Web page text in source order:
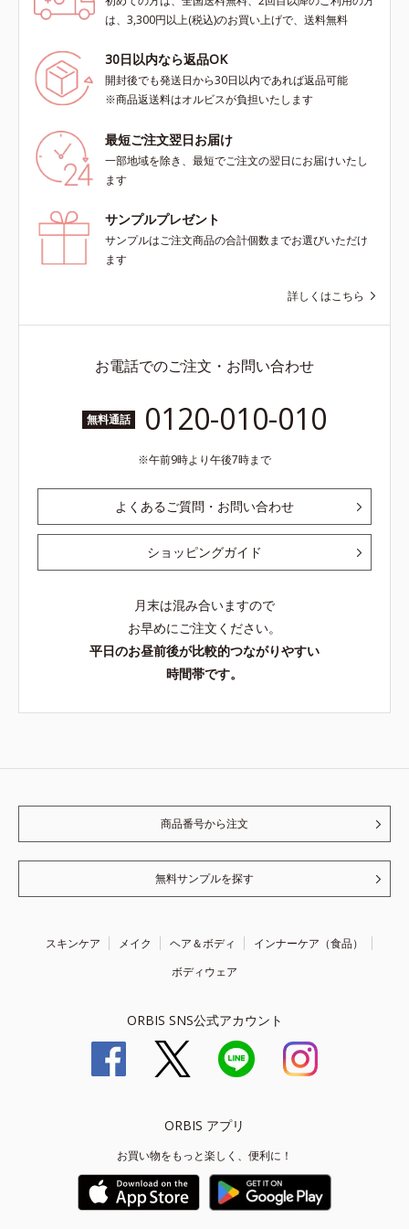
は、3,300円以上(税込)のお買い上げで、送料無料
30日以内なら返品OK
開封後でも発送日から30日以内であれば返品可能
※商品返送料はオルビスが負担いたします
最短ご注文翌日お届け
一部地域を除き、最短でご注文の翌日にお届けいたし
ます
サンプルプレゼント
サンプルはご注文商品の合計個数までお選びいただけ
ます
詳しくはこちら
お電話でのご注文・お問い合わせ
無料通話 0120-010-010
午前9時より午後7時まで
よくあるご質問・お問い合わせ
ショッピングガイド
月末は混み合いますので
お早めにご注文ください。
平日のお昼前後が比較的つながりやすい
時間帯です。
商品番号から注文
無料サンプルを探す
スキンケア メイク ヘア＆ボディ
インナーケア（食品）
ボディウェア
ORBIS SNS公式アカウント
ORBIS アプリ
お買い物をもっと楽しく、便利に！